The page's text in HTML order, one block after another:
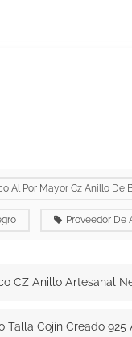
Al Por Mayor Cz Anillo De
Proveedor De
CZ Anillo Artesanal
Talla Cojín Creado